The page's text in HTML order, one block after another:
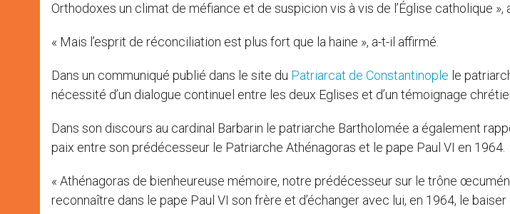
Orthodoxes un climat de méfiance et de suspicion vis à vis de l’Église catholique »,
« Mais l’esprit de réconciliation est plus fort que la haine », a-t-il affirmé.
Dans un communiqué publié dans le site du Patriarcat de Constantinople le
nécessité d’un dialogue continuel entre les deux Eglises et d’un témoignage
Dans son discours au cardinal Barbarin le patriarche Bartholomée a également
paix entre son prédécesseur le Patriarche Athénagoras et le pape Paul VI en 1964.
« Athénagoras de bienheureuse mémoire, notre prédécesseur sur le trône
reconnaître dans le pape Paul VI son frère et d’échanger avec lui, en 1964, le